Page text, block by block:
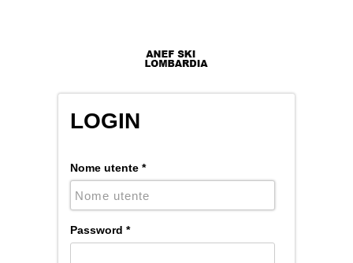
LOGIN
Nome utente *
Password *